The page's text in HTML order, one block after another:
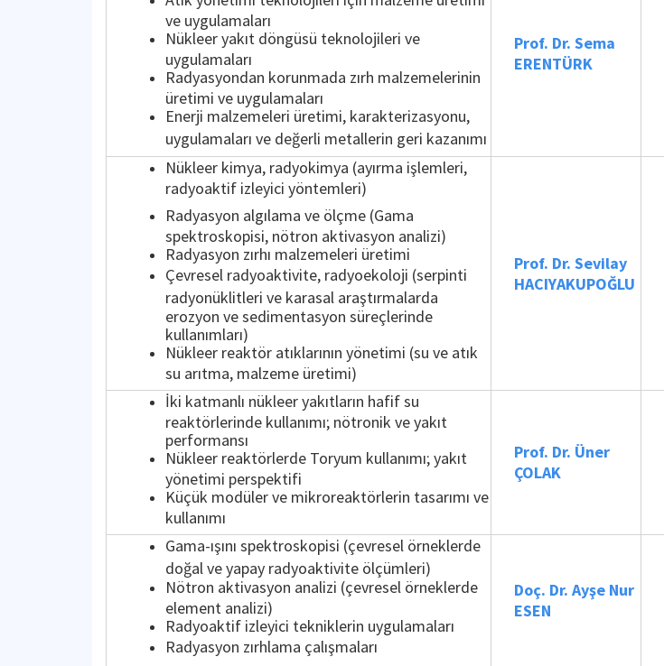
ve uygulamaları
Nükleer yakıt döngüsü teknolojileri ve
uygulamaları
Radyasyondan korunmada zırh malzemelerinin
üretimi ve uygulamaları
Enerji malzemeleri üretimi, karakterizasyonu,
uygulamaları ve değerli metallerin geri kazanımı
Prof. Dr. Sema
ERENTÜRK
Nükleer kimya, radyokimya (ayırma işlemleri,
radyoaktif izleyici yöntemleri)
Radyasyon algılama ve ölçme (Gama
spektroskopisi, nötron aktivasyon analizi)
Radyasyon zırhı malzemeleri üretimi
Çevresel radyoaktivite, radyoekoloji (serpinti
radyonüklitleri ve karasal araştırmalarda
erozyon ve sedimentasyon süreçlerinde
kullanımları)
Nükleer reaktör atıklarının yönetimi (su ve atık
su arıtma, malzeme üretimi)
Prof. Dr. Sevilay
HACIYAKUPOĞLU
İki katmanlı nükleer yakıtların hafif su
reaktörlerinde kullanımı; nötronik ve yakıt
performansı
Nükleer reaktörlerde Toryum kullanımı; yakıt
yönetimi perspektifi
Küçük modüler ve mikroreaktörlerin tasarımı ve
kullanımı
Prof. Dr. Üner
ÇOLAK
Gama-ışını spektroskopisi (çevresel örneklerde
doğal ve yapay radyoaktivite ölçümleri)
Nötron aktivasyon analizi (çevresel örneklerde
element analizi)
Radyoaktif izleyici tekniklerin uygulamaları
Radyasyon zırhlama çalışmaları
Doç. Dr. Ayşe Nur
ESEN